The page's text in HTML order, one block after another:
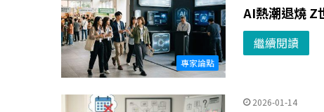
專家論點
AI熱潮退燒 Z
繼續閱讀
2026-01-14